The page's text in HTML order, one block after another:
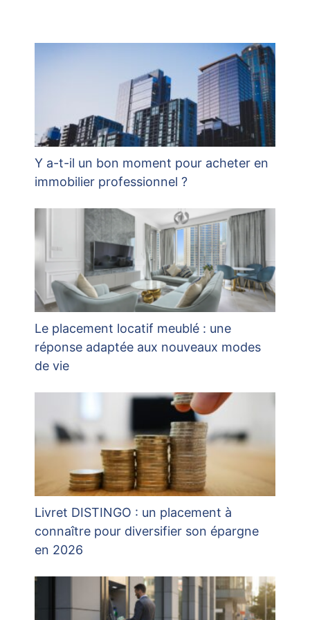
Y a-t-il un bon moment pour acheter en
immobilier professionnel ?
Le placement locatif meublé : une
réponse adaptée aux nouveaux modes
de vie
Livret DISTINGO : un placement à
connaître pour diversifier son épargne
en 2026